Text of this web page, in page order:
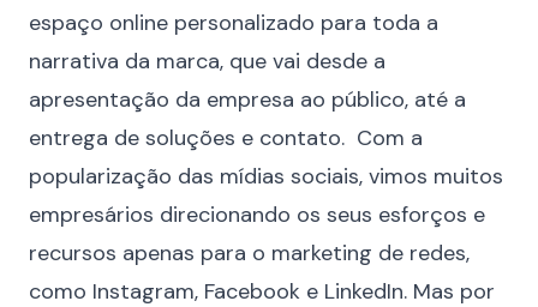
espaço online personalizado para toda a
narrativa da marca, que vai desde a
apresentação da empresa ao público, até a
entrega de soluções e contato. Com a
popularização das mídias sociais, vimos muitos
empresários direcionando os seus esforços e
recursos apenas para o marketing de redes,
como Instagram, Facebook e LinkedIn. Mas por